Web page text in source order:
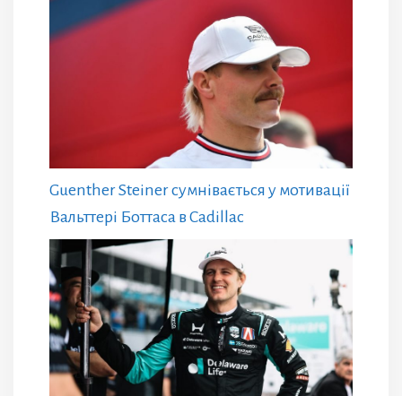
Guenther Steiner сумнівається у мотивації
Вальттері Боттаса в Cadillac